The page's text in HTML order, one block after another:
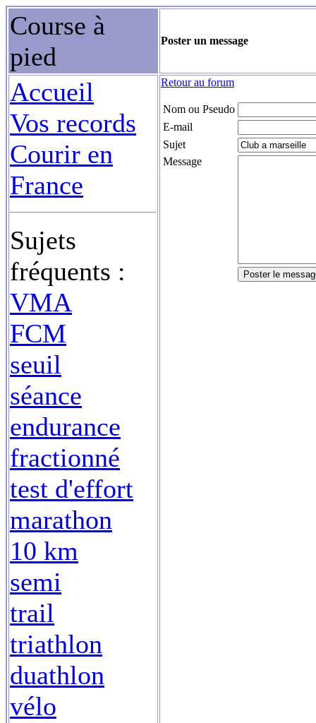
Course à
pied
Poster un message
Accueil
Vos records
Courir en
France
Sujets
fréquents :
VMA
FCM
seuil
séance
endurance
fractionné
test d'effort
marathon
10 km
semi
trail
triathlon
duathlon
vélo
Retour au forum
Nom ou Pseudo
E-mail
Sujet
Message